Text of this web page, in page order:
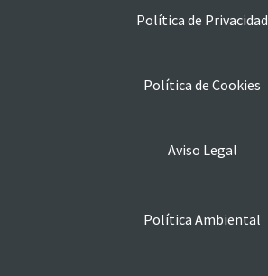
Política de Privacidad
Política de Cookies
Aviso Legal
Política Ambiental